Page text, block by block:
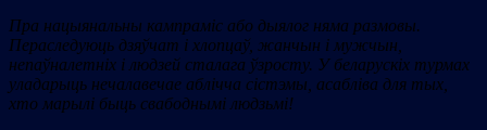
Пра нацыянальны кампраміс або дыялог няма размовы.
Пераследуюць дзяўчат і хлопцаў, жанчын і мужчын,
непаўналетніх і людзей сталага ўзросту. У беларускіх турмах
уладарыць нечалавечае аблічча сістэмы, асабліва для тых,
хто марылі быць свабоднымі людзьмі!